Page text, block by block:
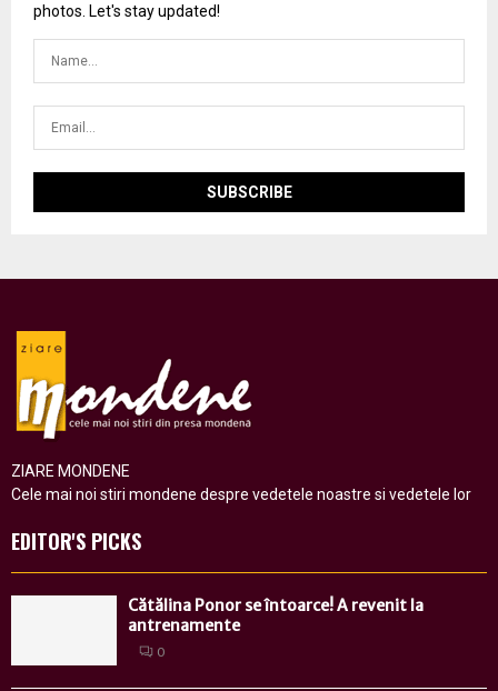
photos. Let's stay updated!
ZIARE MONDENE
Cele mai noi stiri mondene despre vedetele noastre si vedetele lor
EDITOR'S PICKS
Cătălina Ponor se întoarce! A revenit la
antrenamente
0